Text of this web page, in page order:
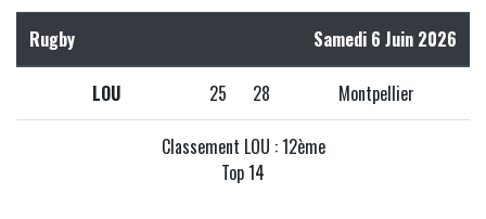
Rugby Samedi 6 Juin 2026
LOU 25 28 Montpellier
Classement LOU : 12ème
Top 14